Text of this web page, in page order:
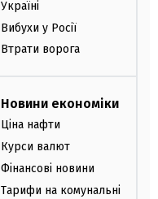
Україні
Вибухи у Росії
Втрати ворога
Новини економіки
Ціна нафти
Курси валют
Фінансові новини
Тарифи на комунальні